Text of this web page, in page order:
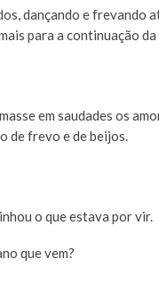
dançando e frevando
para a continuação
em saudades os
de frevo e de beijos.
o que estava por vir.
que vem?